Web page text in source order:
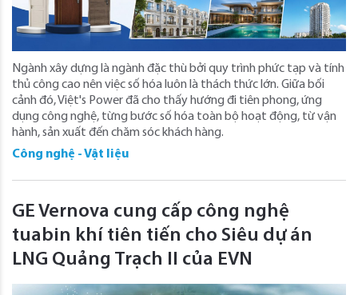
Ngành xây dựng là ngành đặc thù bởi quy trình phức tạp và tính
thủ công cao nên việc số hóa luôn là thách thức lớn. Giữa bối
cảnh đó, Việt's Power đã cho thấy hướng đi tiên phong, ứng
dụng công nghệ, từng bước số hóa toàn bộ hoạt động, từ vận
hành, sản xuất đến chăm sóc khách hàng.
Công nghệ - Vật liệu
GE Vernova cung cấp công nghệ
tuabin khí tiên tiến cho Siêu dự án
LNG Quảng Trạch II của EVN